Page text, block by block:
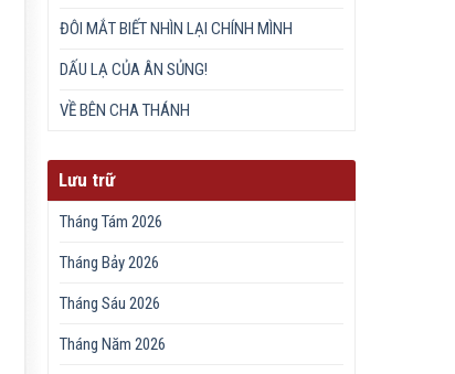
ĐÔI MẮT BIẾT NHÌN LẠI CHÍNH MÌNH
DẤU LẠ CỦA ÂN SỦNG!
VỀ BÊN CHA THÁNH
Lưu trữ
Tháng Tám 2026
Tháng Bảy 2026
Tháng Sáu 2026
Tháng Năm 2026